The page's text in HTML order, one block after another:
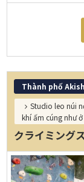
Thành phố
Studio leo núi
khí ấm cúng như
クライミング